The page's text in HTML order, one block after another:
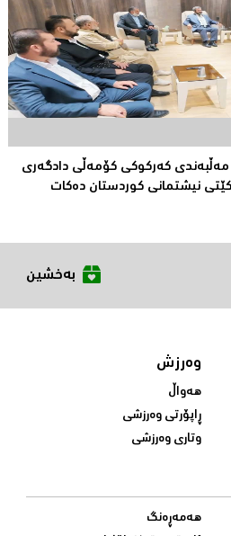
کەرکوکی کۆمەڵی دادگەری
نیشتمانی کوردستان دەکات
بەخشین
وەرزش
هەواڵ
ڕاپۆرتی وەرزشی
وتاری وەرزشی
هەمەڕەنگ